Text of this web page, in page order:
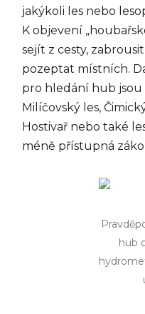
jakýkoli les nebo
K objevení
sejít z cesty,
pozeptat místních.
pro hledání hub jsou
Milíčovský les,
Hostivař nebo také
méně přístupná
hub